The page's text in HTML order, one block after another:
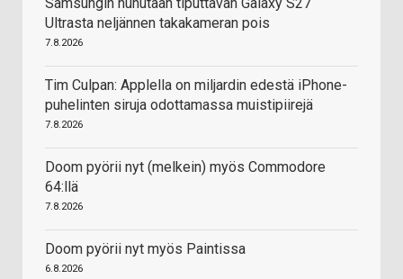
Samsungin huhutaan tiputtavan Galaxy S27
Ultrasta neljännen takakameran pois
7.8.2026
Tim Culpan: Applella on miljardin edestä iPhone-
puhelinten siruja odottamassa muistipiirejä
7.8.2026
Doom pyörii nyt (melkein) myös Commodore
64:llä
7.8.2026
Doom pyörii nyt myös Paintissa
6.8.2026